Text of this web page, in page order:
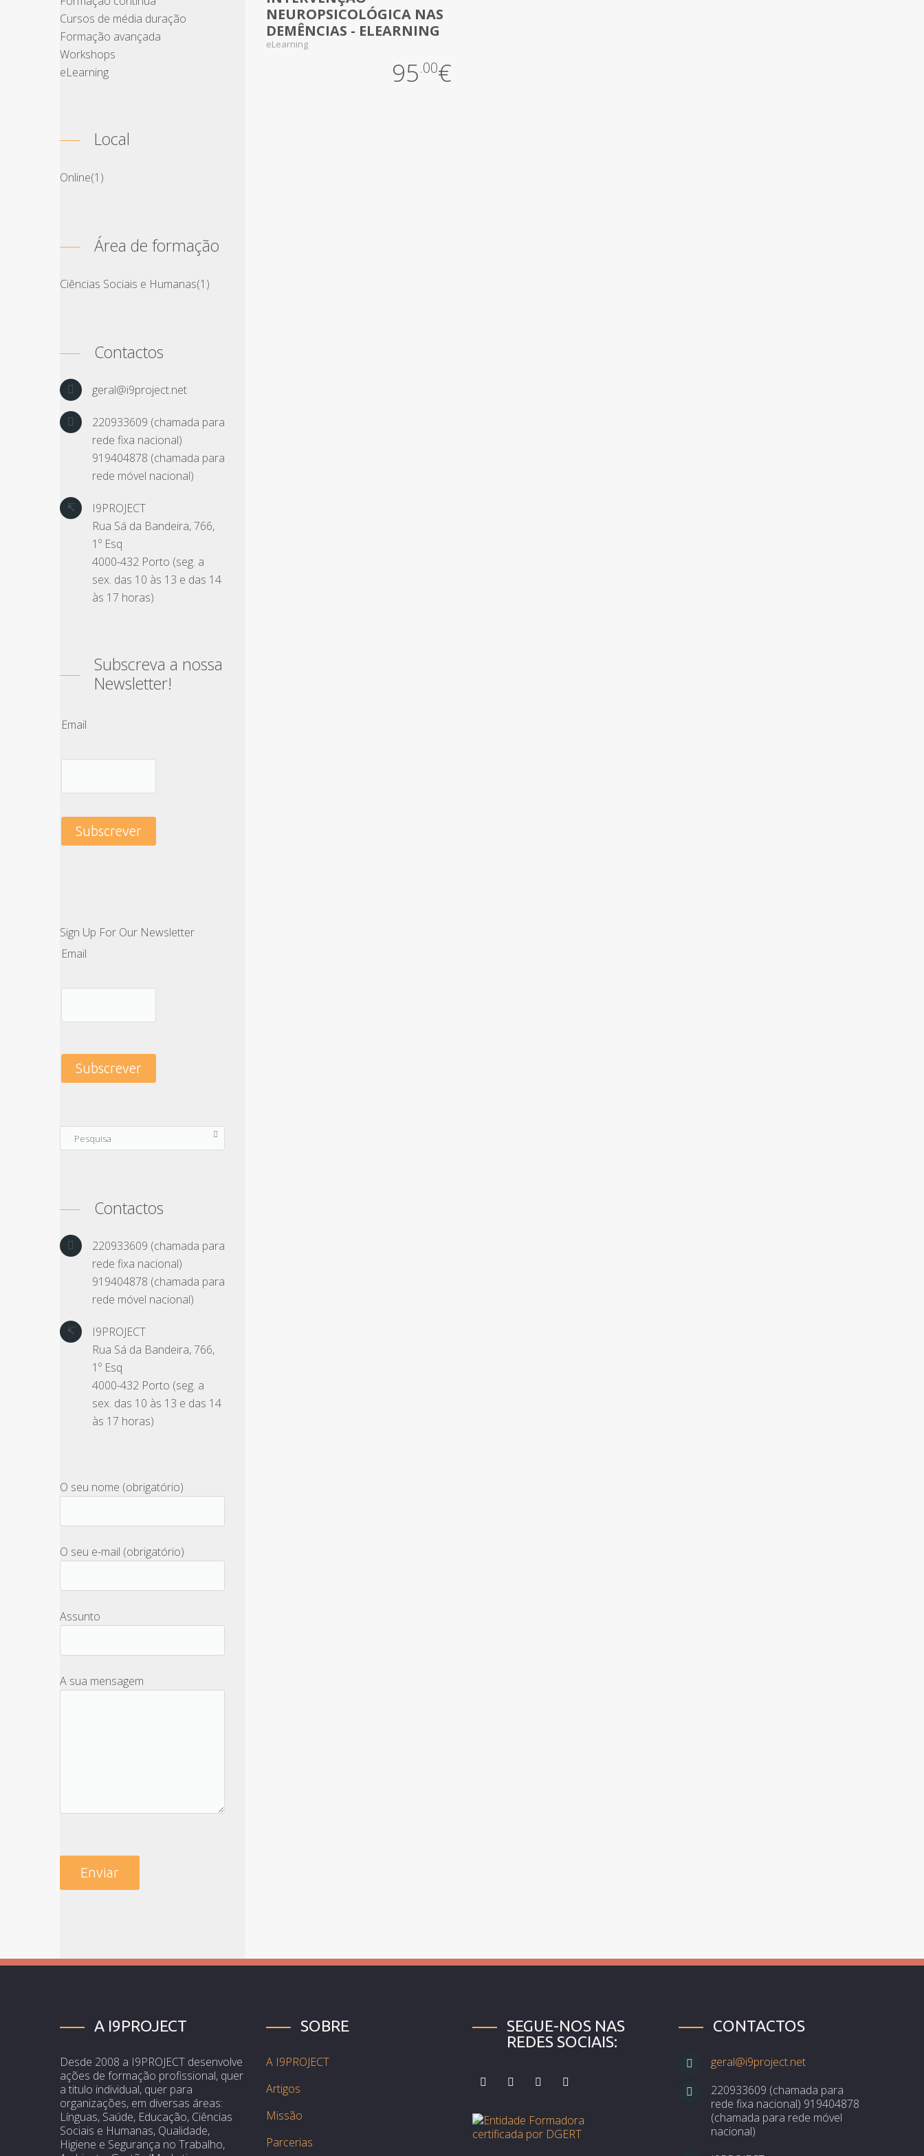
NEUROPSICOLÓGICA NAS
DEMÊNCIAS - ELEARNING
eLearning
95.00€
Cursos de média duração
Formação avançada
Workshops
eLearning
Local
Online(1)
Área de formação
Ciências Sociais e Humanas(1)
Contactos
geral@i9project.net
220933609 (chamada para
rede fixa nacional)
919404878 (chamada para
rede móvel nacional)
I9PROJECT
Rua Sá da Bandeira, 766,
1º Esq
4000-432 Porto (seg. a
sex. das 10 às 13 e das 14
às 17 horas)
Subscreva a nossa
Newsletter!
Email
Sign Up For Our Newsletter
Email
Contactos
220933609 (chamada para
rede fixa nacional)
919404878 (chamada para
rede móvel nacional)
I9PROJECT
Rua Sá da Bandeira, 766,
1º Esq
4000-432 Porto (seg. a
sex. das 10 às 13 e das 14
às 17 horas)
O seu nome (obrigatório)
O seu e-mail (obrigatório)
Assunto
A sua mensagem
A I9PROJECT
Desde 2008 a I9PROJECT desenvolve
ações de formação profissional, quer
a titulo individual, quer para
organizações, em diversas áreas:
Línguas, Saúde, Educação, Ciências
Sociais e Humanas, Qualidade,
Higiene e Segurança no Trabalho,
SOBRE
A I9PROJECT
Artigos
Missão
Parcerias
SEGUE-NOS NAS
REDES SOCIAIS:
CONTACTOS
geral@i9project.net
220933609 (chamada para
rede fixa nacional) 919404878
(chamada para rede móvel
nacional)